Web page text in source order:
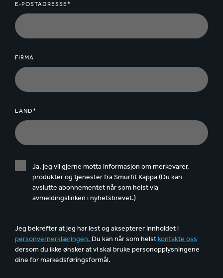
E-POSTADRESSE*
FIRMA
LAND*
Ja, jeg vil gjerne motta informasjon om merkevarer,
produkter og tjenester fra Smurfit Kappa (Du kan
avslutte abonnementet når som helst via
avmeldingslinken i nyhetsbrevet.)
Jeg bekrefter at jeg har lest og aksepterer innholdet i
personvernerklæringen. Du kan når som helstkontakte oss
dersom du ikke ønsker at vi skal bruke personopplysningene
dine for markedsføringsformål.